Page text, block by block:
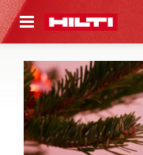
СЪДЪРЖАНИЕ